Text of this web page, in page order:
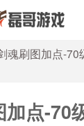
魂刷图加点-70
点-70